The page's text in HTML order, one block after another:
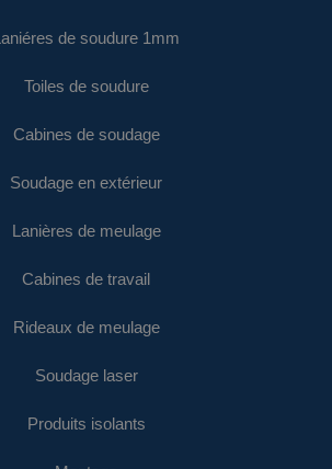
Laniéres de soudure 1mm
Toiles de soudure
Cabines de soudage
Soudage en extérieur
Lanières de meulage
Cabines de travail
Rideaux de meulage
Soudage laser
Produits isolants